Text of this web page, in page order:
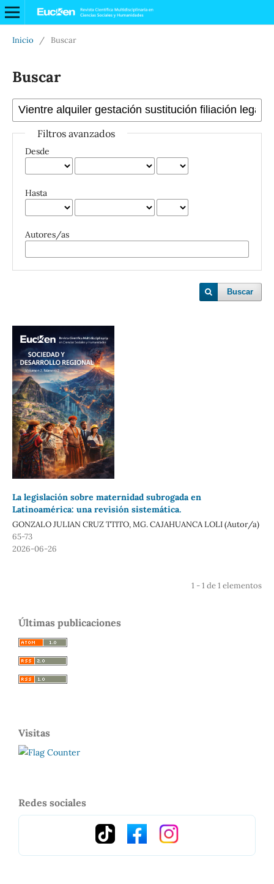
Inicio / Buscar
Buscar
Filtros avanzados
Desde
Hasta
Autores/as
Buscar
La legislación sobre maternidad subrogada en
Latinoamérica: una revisión sistemática.
GONZALO JULIAN CRUZ TTITO, MG. CAJAHUANCA LOLI (Autor/a)
65-73
2026-06-26
1 - 1 de 1 elementos
Últimas publicaciones
Visitas
Redes sociales